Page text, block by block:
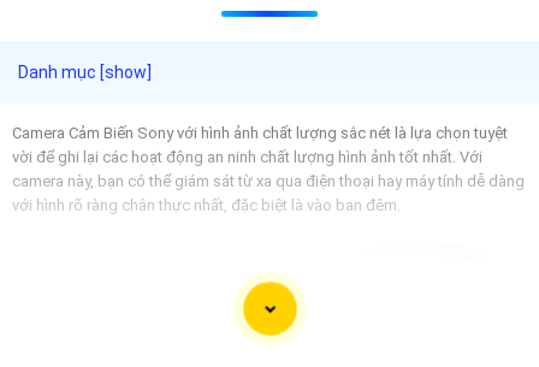
Camera Cảm Biến Sony với hình ảnh chất lượng sắc nét là lựa chọn tuyệt
vời để ghi lại các hoạt động an ninh chất lượng hình ảnh tốt nhất. Với
camera này, bạn có thể giám sát từ xa qua điện thoại hay máy tính dễ dàng
với hình rõ ràng chân thực nhất, đặc biệt là vào ban đêm.